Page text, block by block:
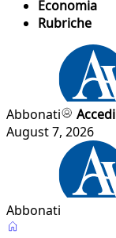
Economia
Rubriche
Abbonati
Accedi
August 7, 2026
Abbonati